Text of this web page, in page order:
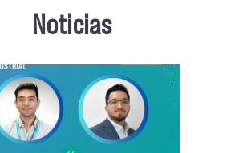
Noticias